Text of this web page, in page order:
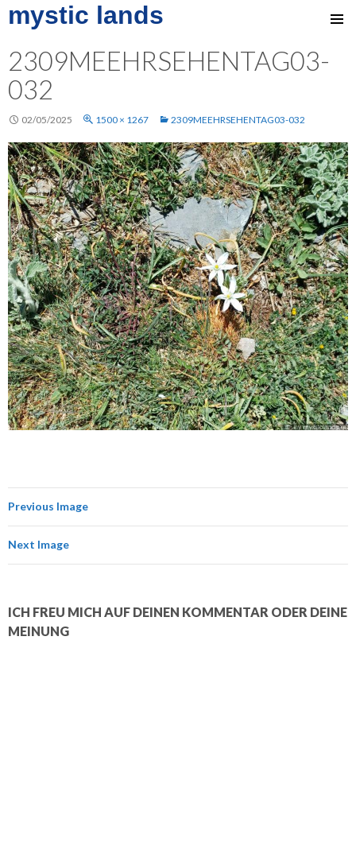
mystic lands
SKIP
TO
CONTENT
2309MEEHRSEHENTAG03-
032
02/05/2025 1500 × 1267 2309MEEHRSEHENTAG03-032
Previous Image
Next Image
ICH FREU MICH AUF DEINEN KOMMENTAR ODER DEINE
MEINUNG